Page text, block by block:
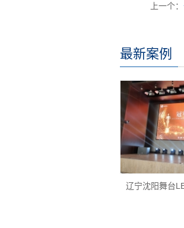
上一个：
最新案例
辽宁沈阳舞台